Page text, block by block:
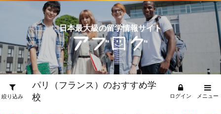
日本最大級の留学情報サイト
絞り込み
パリ（フランス）のおすすめ学
校
ログイン メニュー